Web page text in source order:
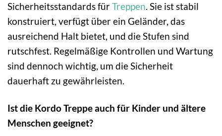
Sicherheitsstandards fürTreppen. Sie ist stabil
konstruiert, verfügt über ein Geländer, das
ausreichend Halt bietet, und die Stufen sind
rutschfest. Regelmäßige Kontrollen und Wartung
sind dennoch wichtig, um die Sicherheit
dauerhaft zu gewährleisten.
Ist die Kordo Treppe auch für Kinder und ältere
Menschen geeignet?